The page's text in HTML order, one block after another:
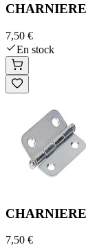
7,50 €
En stock
7,50 €